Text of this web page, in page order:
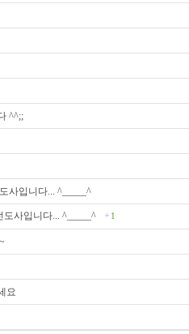
^^;;
사입니다... ^_____^
도사입니다... ^_____^ 1
요